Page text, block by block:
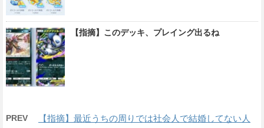
【指摘】このデッキ、プレイング出るね
PREV
【指摘】最近うちの周りでは社会人で結婚してない人